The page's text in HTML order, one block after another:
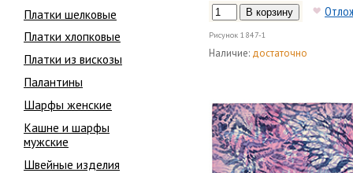
Платки шелковые
Платки хлопковые
Платки из вискозы
Палантины
Шарфы женские
Кашне и шарфы
мужские
Швейные изделия
Рисунок 1847-1
Наличие: достаточно